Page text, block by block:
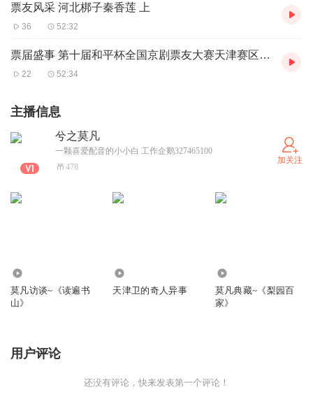
票友风采 河北梆子秦香莲 上
36 52:32
票届盛事 第十届和平杯全国京剧票友大赛天津赛区获奖演员演唱会 下
22 52:34
主播信息
兮之莫凡
一颗喜爱配音的小小白 工作企鹅327465100
478
加关注
莫凡访谈~《读遍书
山》
天津卫的奇人异事
莫凡典藏~《梨园百
家》
用户评论
还没有评论，快来发表第一个评论！